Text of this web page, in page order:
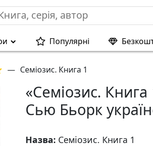
Популярні
— Семіозис. Книга 1
«Семіозис. Книга
Сью Бьорк
Назва: Семіозис. Книга 1